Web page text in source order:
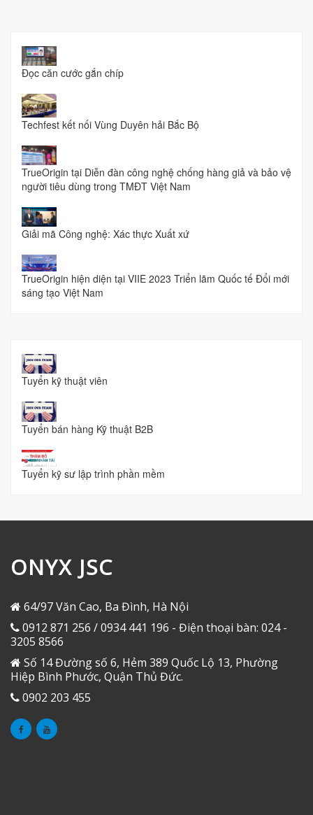
Đọc căn cước gắn chíp
Techfest kết nối Vùng Duyên hải Bắc Bộ
TrueOrigin tại Diễn đàn công nghệ chống hàng giả và bảo vệ
người tiêu dùng trong TMĐT Việt Nam
Giải mã Công nghệ: Xác thực Xuất xứ
TrueOrigin hiện diện tại VIIE 2023 Triển lãm Quốc tế Đổi mới
sáng tạo Việt Nam
Tuyển kỹ thuật viên
Tuyển bán hàng Kỹ thuật B2B
Tuyển kỹ sư lập trình phần mềm
ONYX JSC
64/97 Văn Cao, Ba Đình, Hà Nội
0912 871 256 / 0934 441 196 - Điện thoại bàn: 024 -
3205 8566
Số 14 Đường số 6, Hẻm 389 Quốc Lộ 13, Phường
Hiệp Bình Phước, Quận Thủ Đức.
0902 203 455